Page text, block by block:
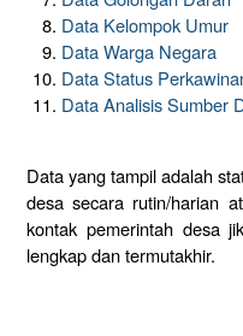
Data Kelompok Umur
Data Warga Negara
Data Status
Data Analisis Sumber
Data yang tampil adalah
desa secara rutin/harian
kontak pemerintah desa
lengkap dan termutakhir.